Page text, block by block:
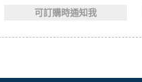
可訂購時通知我